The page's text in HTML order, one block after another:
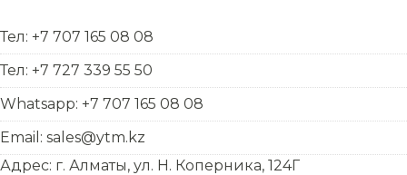
Тел: +7 707 165 08 08
Тел: +7 727 339 55 50
Whatsapp: +7 707 165 08 08
Email: sales@ytm.kz
Адрес: г. Алматы, ул. Н. Коперника, 124Г